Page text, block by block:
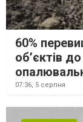
60%
об’єктів
07:36, 5 серпня